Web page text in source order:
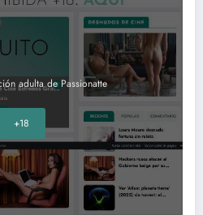
adulta de Passionatte
+18